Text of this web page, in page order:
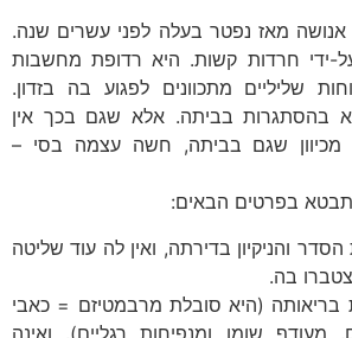
מאז נפטר בעלה לפני עשרים שנה.
ידי חרדות קשות. היא רדופת מחשבות
שליליים מתכוונים לפגוע בה בזדון.
בהסתגרות בביתה. אלא שגם בכך אין
מכיוון שגם בביתה, חשה עצמה בסי –
בפרטים הבאים:
והניקיון בדירתה, ואין לה עוד שליטה
בה.
בריאותה (היא סובלת מרבמטיזם = כאבי
מעודף שומן ומנפיחות רגליים), ואינה